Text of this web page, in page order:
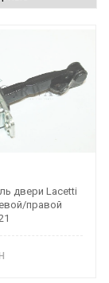
двери Lacetti
правой